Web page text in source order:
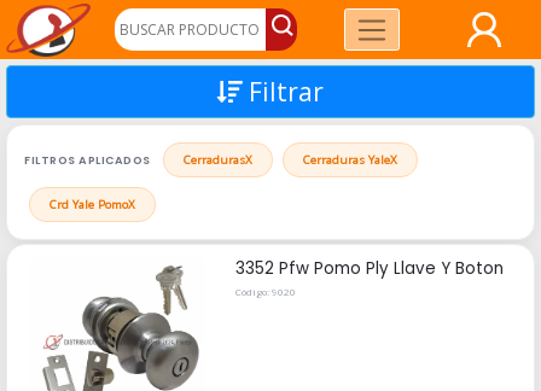
Filtrar
FILTROS APLICADOS CerradurasX Cerraduras YaleX
Crd Yale PomoX
3352 Pfw Pomo Ply Llave Y Boton
Código: 9020